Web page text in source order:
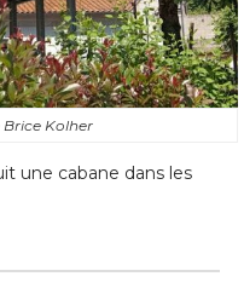
Kolher
une cabane dans les